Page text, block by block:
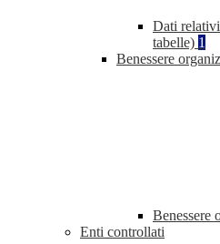
Dati
tabelle) 1
Benessere
Benessere
Enti controllati